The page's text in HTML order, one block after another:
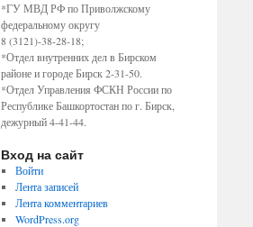
*ГУ МВД РФ по Приволжскому
федеральному округу
8 (3121)-38-28-18;
*Отдел внутренних дел в Бирском
районе и городе Бирск 2-31-50.
*Отдел Управления ФСКН России по
Республике Башкортостан по г. Бирск,
дежурный 4-41-44.
Вход на сайт
Войти
Лента записей
Лента комментариев
WordPress.org